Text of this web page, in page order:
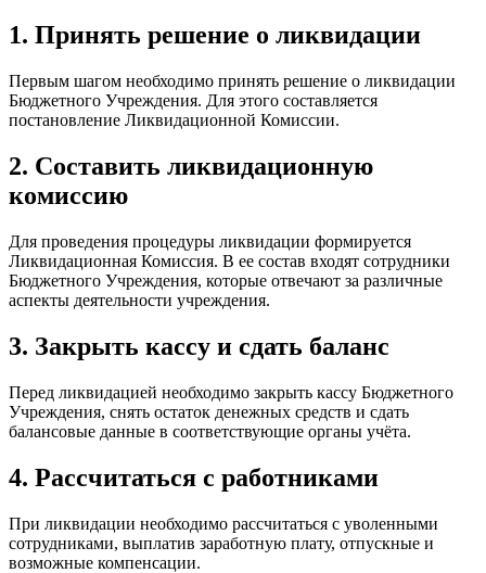
1. Принять решение о ликвидации
Первым шагом необходимо принять решение о ликвидации
Бюджетного Учреждения. Для этого составляется
постановление Ликвидационной Комиссии.
2. Составить ликвидационную
комиссию
Для проведения процедуры ликвидации формируется
Ликвидационная Комиссия. В ее состав входят сотрудники
Бюджетного Учреждения, которые отвечают за различные
аспекты деятельности учреждения.
3. Закрыть кассу и сдать баланс
Перед ликвидацией необходимо закрыть кассу Бюджетного
Учреждения, снять остаток денежных средств и сдать
балансовые данные в соответствующие органы учёта.
4. Рассчитаться с работниками
При ликвидации необходимо рассчитаться с уволенными
сотрудниками, выплатив заработную плату, отпускные и
возможные компенсации.